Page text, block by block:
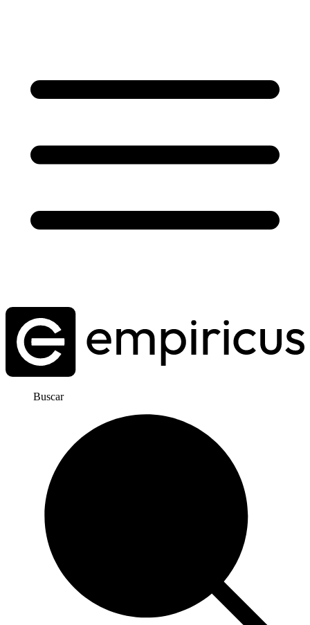
Buscar